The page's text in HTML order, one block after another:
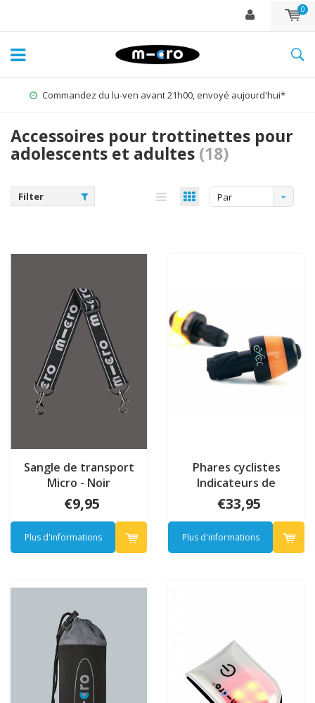
0
Commandez du lu-ven avant 21h00, envoyé aujourd'hui*
Accessoires pour trottinettes pour
adolescents et adultes (18)
Filter
Par
Sangle de transport
Micro - Noir
€9,95
Plus d'informations
Phares cyclistes
Indicateurs de
direction
€33,95
Plus d'informations